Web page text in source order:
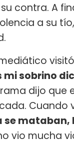
contra. A
a su
mi sobrino
dijo que
Cuando
se
vio mucha